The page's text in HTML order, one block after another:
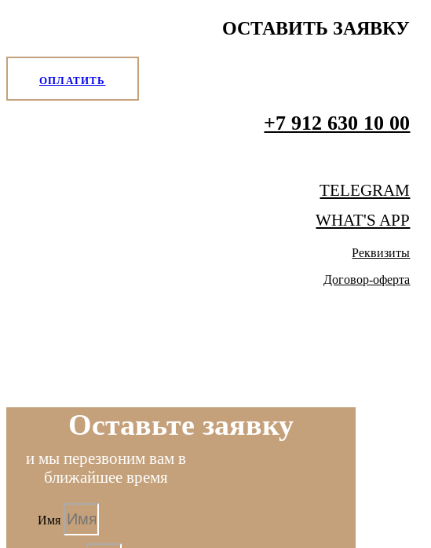
ОСТАВИТЬ ЗАЯВКУ
ОПЛАТИТЬ
+7 912 630 10 00
TELEGRAM
WHAT'S APP
Реквизиты
Договор-оферта
Оставьте заявку
и мы перезвоним вам в
ближайшее время
Имя